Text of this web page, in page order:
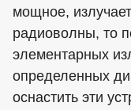
мощное,
радиоволны, то
элементарных
определенных
оснастить эти